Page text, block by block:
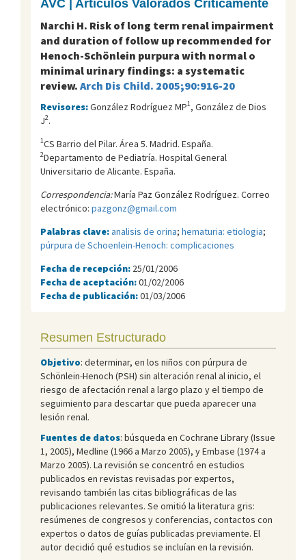
AVC | Artículos Valorados Críticamente
Narchi H. Risk of long term renal impairment
and duration of follow up recommended for
Henoch-Schönlein purpura with normal o
minimal urinary findings: a systematic
review. Arch Dis Child. 2005;90:916-20
Revisores:González Rodríguez MP1, González de Dios
J2.
1CS Barrio del Pilar. Área 5. Madrid. España.
2Departamento de Pediatría. Hospital General
Universitario de Alicante. España.
Correspondencia:María Paz González Rodríguez. Correo
electrónico: pazgonz@gmail.com
Palabras clave:analisis de orina; hematuria: etiologia;
púrpura de Schoenlein-Henoch: complicaciones
Fecha de recepción: 25/01/2006
Fecha de aceptación:01/02/2006
Fecha de publicación:01/03/2006
Resumen Estructurado
Objetivo: determinar, en los niños con púrpura de
Schönlein-Henoch (PSH) sin alteración renal al inicio, el
riesgo de afectación renal a largo plazo y el tiempo de
seguimiento para descartar que pueda aparecer una
lesión renal.
Fuentes de datos: búsqueda en Cochrane Library (Issue
1, 2005), Medline (1966 a Marzo 2005), y Embase (1974 a
Marzo 2005). La revisión se concentró en estudios
publicados en revistas revisadas por expertos,
revisando también las citas bibliográficas de las
publicaciones relevantes. Se omitió la literatura gris:
resúmenes de congresos y conferencias, contactos con
expertos o datos de guías publicadas previamente. El
autor decidió qué estudios se incluían en la revisión.